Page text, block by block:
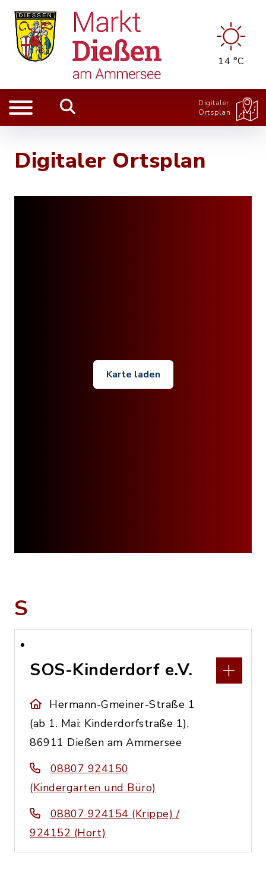
14 °C
Digitaler
Ortsplan
Digitaler Ortsplan
Karte laden
S
SOS-Kinderdorf e.V.
Hermann-Gmeiner-Straße 1
(ab 1. Mai: Kinderdorfstraße 1),
86911 Dießen am Ammersee
08807 924150
(Kindergarten und Büro)
08807 924154 (Krippe) /
924152 (Hort)